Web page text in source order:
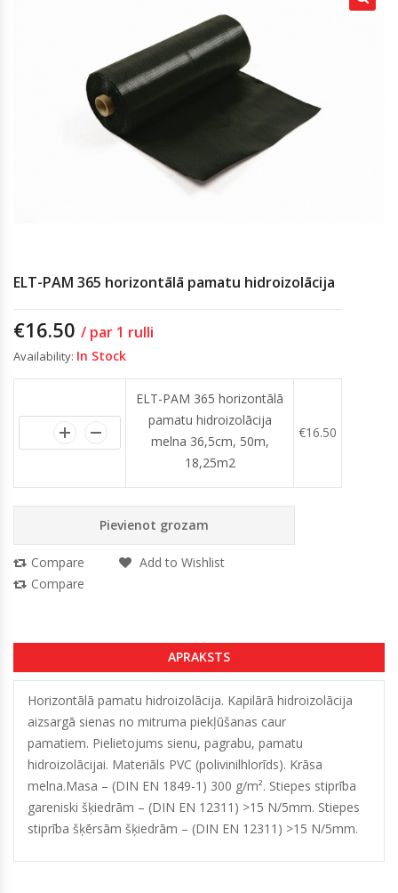
ELT-PAM 365 horizontālā pamatu hidroizolācija
€16.50 / par 1 rulli
Availability: In Stock
ELT-PAM 365 horizontālā
pamatu hidroizolācija
melna 36,5cm, 50m,
18,25m2
€16.50
Pievienot grozam
Compare
Add to Wishlist
Compare
APRAKSTS
Horizontālā pamatu hidroizolācija. Kapilārā hidroizolācija
aizsargā sienas no mitruma piekļūšanas caur
pamatiem. Pielietojums sienu, pagrabu, pamatu
hidroizolācijai. Materiāls PVC (polivinilhlorīds). Krāsa
melna.Masa – (DIN EN 1849-1) 300 g/m². Stiepes stiprība
gareniski šķiedrām – (DIN EN 12311) >15 N/5mm. Stiepes
stiprība šķērsām šķiedrām – (DIN EN 12311) >15 N/5mm.